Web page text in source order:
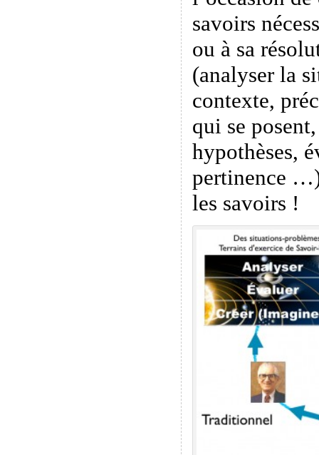
savoirs
ou à sa
(analyser la
contexte,
qui se
hypothèses,
pertinence
les savoirs !